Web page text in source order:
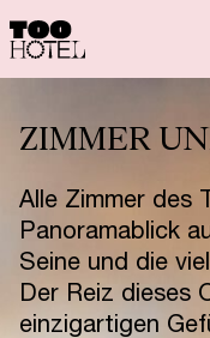
HOMEP
SON DE RANG E BO
TOO TACTA C SK
T OO CHILL SPA
M
TI N S V
DAS STADTV ERT
ZIMMER
Alle Zimmer des
Panoramablick
Seine und die
Der Reiz dieses
einzigartigen